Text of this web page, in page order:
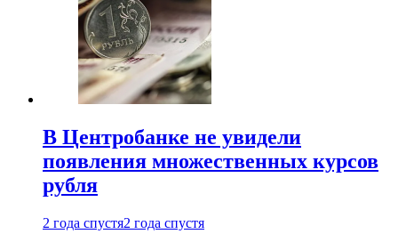
В Центробанке не увидели
появления множественных курсов
рубля
2 года спустя2 года спустя